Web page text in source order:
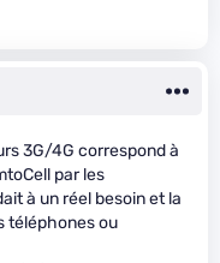
3G/4G correspond à
par les
à un réel besoin et la
téléphones ou